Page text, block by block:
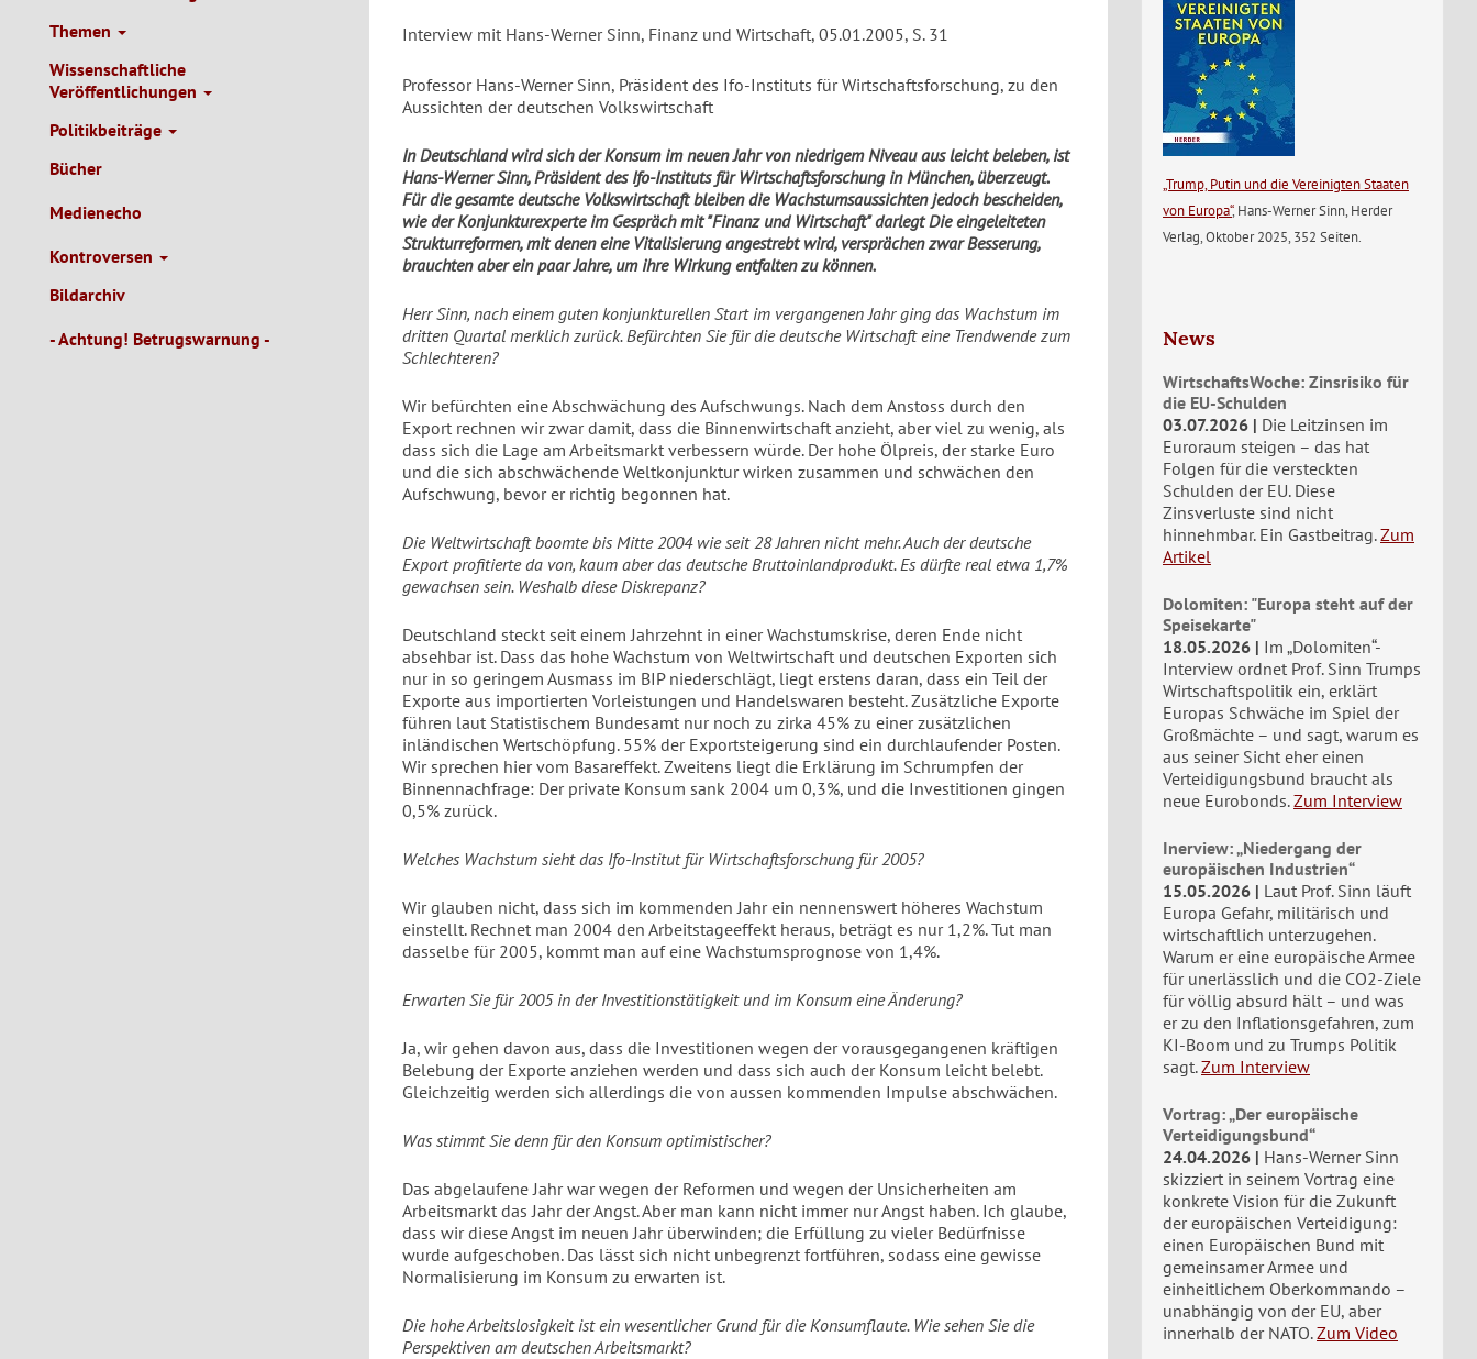
Themen
Wissenschaftliche
Veröffentlichungen
Politikbeiträge
Bücher
Medienecho
Kontroversen
Bildarchiv
- Achtung! Betrugswarnung -
Interview mit Hans-Werner Sinn, Finanz und Wirtschaft, 05.01.2005, S. 31
Professor Hans-Werner Sinn, Präsident des Ifo-Instituts für Wirtschaftsforschung, zu den
Aussichten der deutschen Volkswirtschaft
In Deutschland wird sich der Konsum im neuen Jahr von niedrigem Niveau aus leicht beleben, ist
Hans-Werner Sinn, Präsident des Ifo-Instituts für Wirtschaftsforschung in München, überzeugt.
Für die gesamte deutsche Volkswirtschaft bleiben die Wachstumsaussichten jedoch bescheiden,
wie der Konjunkturexperte im Gespräch mit "Finanz und Wirtschaft" darlegt Die eingeleiteten
Strukturreformen, mit denen eine Vitalisierung angestrebt wird, versprächen zwar Besserung,
brauchten aber ein paar Jahre, um ihre Wirkung entfalten zu können.
Herr Sinn, nach einem guten konjunkturellen Start im vergangenen Jahr ging das Wachstum im
dritten Quartal merklich zurück. Befürchten Sie für die deutsche Wirtschaft eine Trendwende zum
Schlechteren?
Wir befürchten eine Abschwächung des Aufschwungs. Nach dem Anstoss durch den
Export rechnen wir zwar damit, dass die Binnenwirtschaft anzieht, aber viel zu wenig, als
dass sich die Lage am Arbeitsmarkt verbessern würde. Der hohe Ölpreis, der starke Euro
und die sich abschwächende Weltkonjunktur wirken zusammen und schwächen den
Aufschwung, bevor er richtig begonnen hat.
Die Weltwirtschaft boomte bis Mitte 2004 wie seit 28 Jahren nicht mehr. Auch der deutsche
Export profitierte da von, kaum aber das deutsche Bruttoinlandprodukt. Es dürfte real etwa 1,7%
gewachsen sein. Weshalb diese Diskrepanz?
Deutschland steckt seit einem Jahrzehnt in einer Wachstumskrise, deren Ende nicht
absehbar ist. Dass das hohe Wachstum von Weltwirtschaft und deutschen Exporten sich
nur in so geringem Ausmass im BIP niederschlägt, liegt erstens daran, dass ein Teil der
Exporte aus importierten Vorleistungen und Handelswaren besteht. Zusätzliche Exporte
führen laut Statistischem Bundesamt nur noch zu zirka 45% zu einer zusätzlichen
inländischen Wertschöpfung. 55% der Exportsteigerung sind ein durchlaufender Posten.
Wir sprechen hier vom Basareffekt. Zweitens liegt die Erklärung im Schrumpfen der
Binnennachfrage: Der private Konsum sank 2004 um 0,3%, und die Investitionen gingen
0,5% zurück.
Welches Wachstum sieht das Ifo-Institut für Wirtschaftsforschung für 2005?
Wir glauben nicht, dass sich im kommenden Jahr ein nennenswert höheres Wachstum
einstellt. Rechnet man 2004 den Arbeitstageeffekt heraus, beträgt es nur 1,2%. Tut man
dasselbe für 2005, kommt man auf eine Wachstumsprognose von 1,4%.
Erwarten Sie für 2005 in der Investitionstätigkeit und im Konsum eine Änderung?
Ja, wir gehen davon aus, dass die Investitionen wegen der vorausgegangenen kräftigen
Belebung der Exporte anziehen werden und dass sich auch der Konsum leicht belebt.
Gleichzeitig werden sich allerdings die von aussen kommenden Impulse abschwächen.
Was stimmt Sie denn für den Konsum optimistischer?
Das abgelaufene Jahr war wegen der Reformen und wegen der Unsicherheiten am
Arbeitsmarkt das Jahr der Angst. Aber man kann nicht immer nur Angst haben. Ich glaube,
dass wir diese Angst im neuen Jahr überwinden; die Erfüllung zu vieler Bedürfnisse
wurde aufgeschoben. Das lässt sich nicht unbegrenzt fortführen, sodass eine gewisse
Normalisierung im Konsum zu erwarten ist.
Die hohe Arbeitslosigkeit ist ein wesentlicher Grund für die Konsumflaute. Wie sehen Sie die
Perspektiven am deutschen Arbeitsmarkt?
„Trump, Putin und die Vereinigten Staaten
von Europa“, Hans-Werner Sinn, Herder
Verlag, Oktober 2025, 352 Seiten.
News
WirtschaftsWoche: Zinsrisiko für
die EU-Schulden
03.07.2026
Die Leitzinsen im
Euroraum steigen – das hat
Folgen für die versteckten
Schulden der EU. Diese
Zinsverluste sind nicht
hinnehmbar. Ein Gastbeitrag. Zum
Artikel
Dolomiten: "Europa steht auf der
Speisekarte"
18.05.2026
Im „Dolomiten“-
Interview ordnet Prof. Sinn Trumps
Wirtschaftspolitik ein, erklärt
Europas Schwäche im Spiel der
Großmächte – und sagt, warum es
aus seiner Sicht eher einen
Verteidigungsbund braucht als
neue Eurobonds. Zum Interview
Inerview: „Niedergang der
europäischen Industrien“
15.05.2026
Laut Prof. Sinn läuft
Europa Gefahr, militärisch und
wirtschaftlich unterzugehen.
Warum er eine europäische Armee
für unerlässlich und die CO2-Ziele
für völlig absurd hält – und was
er zu den Inflationsgefahren, zum
KI-Boom und zu Trumps Politik
sagt. Zum Interview
Vortrag: „Der europäische
Verteidigungsbund“
24.04.2026
Hans-Werner Sinn
skizziert in seinem Vortrag eine
konkrete Vision für die Zukunft
der europäischen Verteidigung:
einen Europäischen Bund mit
gemeinsamer Armee und
einheitlichem Oberkommando –
unabhängig von der EU, aber
innerhalb der NATO. Zum Video